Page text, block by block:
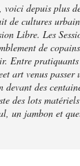
depuis plus
de cultures
Libre. Les
de
Entre pratiquants
art venus passer
devant des
des lots
un jambon et